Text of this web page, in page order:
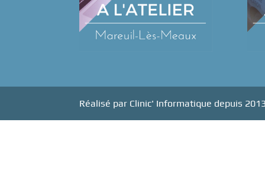
Réalisé par Clinic' Informatique depuis